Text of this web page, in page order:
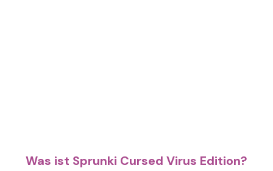
Was ist Sprunki Cursed Virus Edition?